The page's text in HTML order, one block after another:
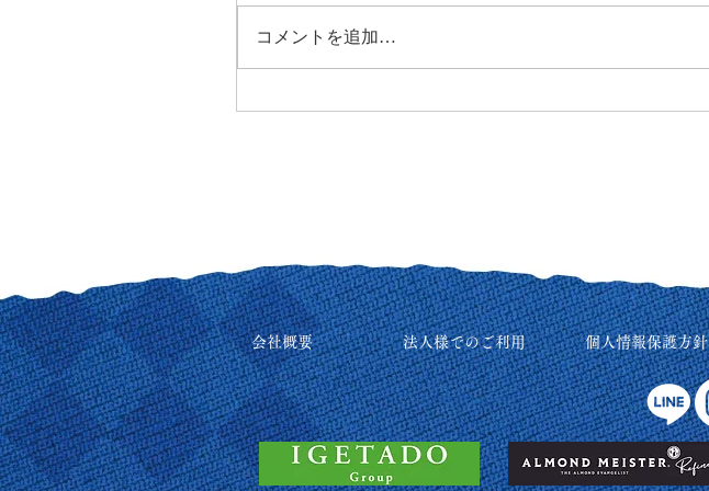
コメントを追加…
会社概要 法人様でのご利用 個人情報保護方針